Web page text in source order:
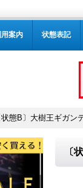
用案内 状態表記
状態B〕大樹王ギガ
〔